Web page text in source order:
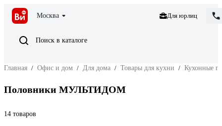
Москва Для юрлиц
Поиск в каталоге
Главная / Офис и дом / Для дома / Товары для кухни / Кухонные
Половники МУЛЬТИДОМ
14 товаров